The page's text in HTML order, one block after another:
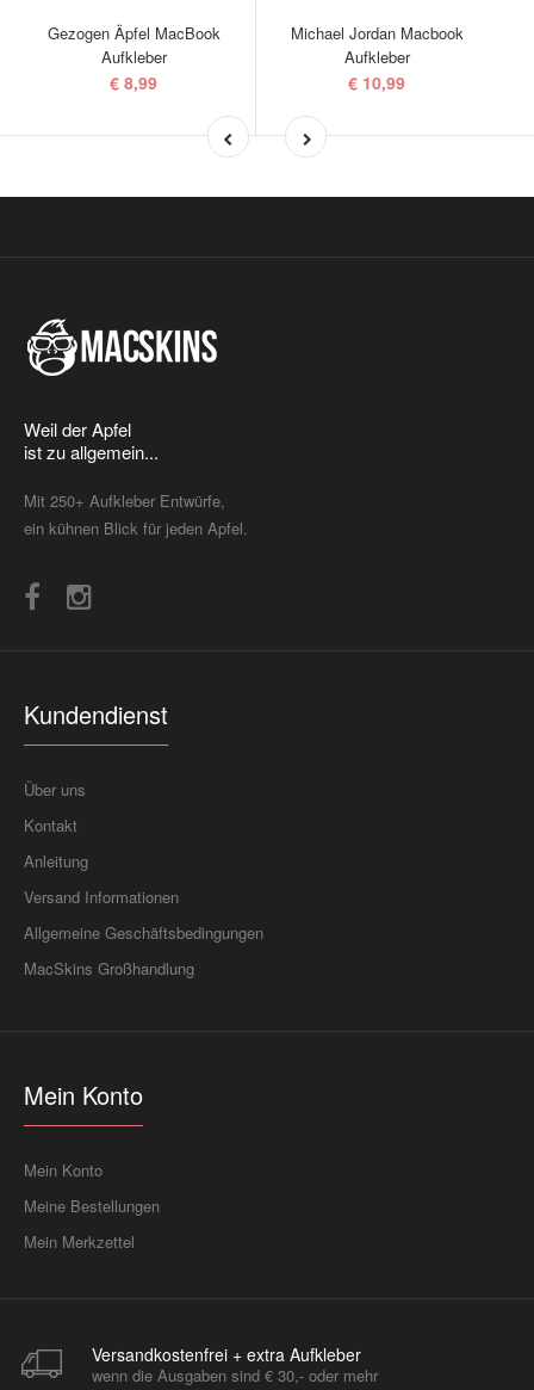
Gezogen Äpfel MacBook
Aufkleber
€ 8,99
Michael Jordan Macbook
Aufkleber
€ 10,99
Weil der Apfel
ist zu allgemein...
Mit 250+ Aufkleber Entwürfe,
ein kühnen Blick für jeden Apfel.
Kundendienst
Über uns
Kontakt
Anleitung
Versand Informationen
Allgemeine Geschäftsbedingungen
MacSkins Großhandlung
Mein Konto
Mein Konto
Meine Bestellungen
Mein Merkzettel
Versandkostenfrei + extra Aufkleber
wenn die Ausgaben sind € 30,- oder mehr